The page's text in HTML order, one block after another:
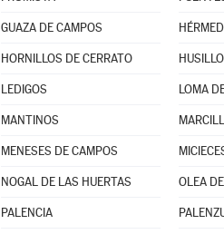
GUAZA DE CAMPOS
HORNILLOS DE CERRATO
LEDIGOS LOMA
MANTINOS
MENESES DE CAMPOS
NOGAL DE LAS HUERTAS OLEA
PALENCIA